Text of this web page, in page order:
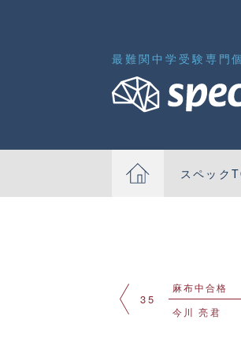
最難関中学受験専門
スペック
35
麻布中合格
今川 亮君